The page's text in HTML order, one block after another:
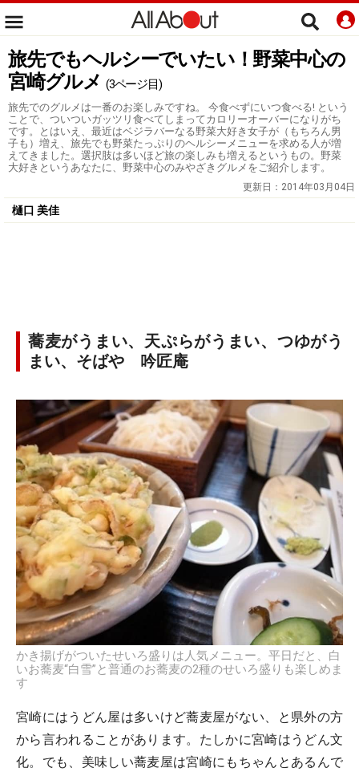
旅先でもヘルシーでいたい！野菜中心の
宮崎グルメ (3ページ目)
旅先でのグルメは一番のお楽しみですね。 今食べずにいつ食べる! という
ことで、ついついガッツリ食べてしまってカロリーオーバーになりがち
です。とはいえ、最近はベジラバーなる野菜大好き女子が（もちろん男
子も）増え、旅先でも野菜たっぷりのヘルシーメニューを求める人が増
えてきました。選択肢は多いほど旅の楽しみも増えるというもの。野菜
大好きというあなたに、野菜中心のみやざきグルメをご紹介します。
更新日： 2014年03月04日
樋口 美佳
蕎麦がうまい、天ぷらがうまい、つゆがう
まい、そばや 吟匠庵
かき揚げがついたせいろ盛りは人気メニュー。平日だと、白
いお蕎麦“白雪”と普通のお蕎麦の2種のせいろ盛りも楽しめま
す
宮崎にはうどん屋は多いけど蕎麦屋がない、と県外の方
から言われることがあります。たしかに宮崎はうどん文
化。でも、美味しい蕎麦屋は宮崎にもちゃんとあるんで